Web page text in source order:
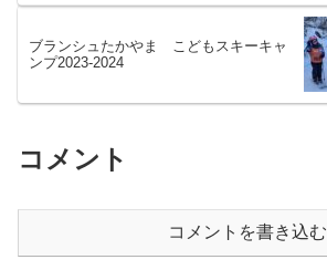
ブランシュたかやま こどもスキーキャ
ンプ2023-2024
コメント
コメントを書き込む